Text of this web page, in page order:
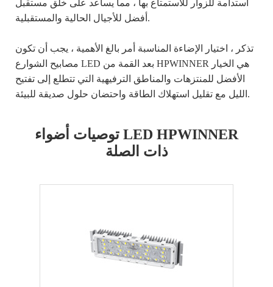
استدامة للزوار للاستمتاع بها ، مما يساعد على خلق مستقبل
أفضل للأجيال الحالية والمستقبلية.
تذكر ، اختيار الإضاءة المناسبة أمر بالغ الأهمية ، يجب أن تكون
مصابيح الشوارع LED بعد القمة من HPWINNER هي الخيار
الأفضل للمنتزهات والمناطق الترفيهية التي تتطلع إلى تفتيح
الليل مع تقليل استهلاك الطاقة واحتضان حلول صديقة للبيئة.
توصيات أضواء LED HPWINNER
ذات الصلة